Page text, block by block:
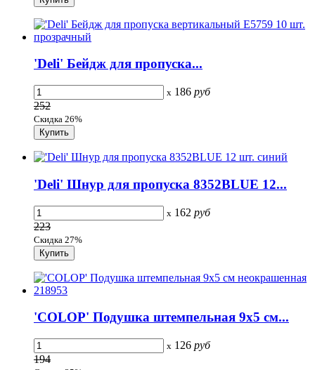
'Deli' Бейдж для пропуска...
x 186 руб
252
Скидка 26%
'Deli' Шнур для пропуска 8352BLUE 12...
x 162 руб
223
Скидка 27%
'COLOP' Подушка штемпельная 9х5 см...
x 126 руб
194